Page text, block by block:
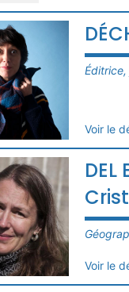
Voir le
DEL
Voir le